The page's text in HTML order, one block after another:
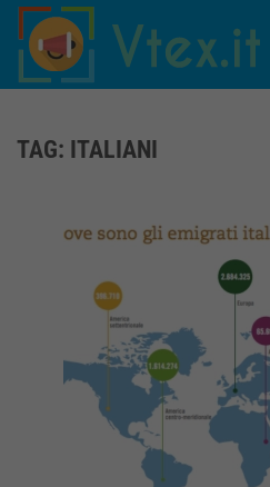
Skip to main content
TAG: ITALIANI